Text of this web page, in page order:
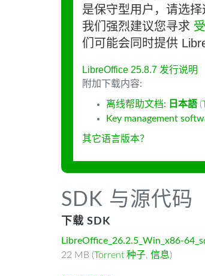
是保守型用户，请选择
我们强烈建议您寻求
们可能会同时提供
LibreOffice 25.8.7 发行说明
附加下载内容:
离线帮助文档: 日本語 (
Key management
其它语言版本？
SDK 与源代码
下载 SDK
LibreOffice_26.2.5_Win_x86-
22 MB (Torrent 种子, 信息)